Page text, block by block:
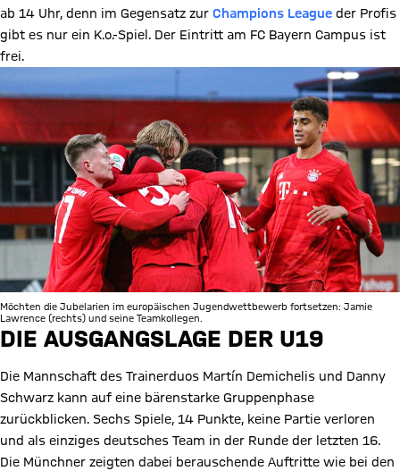
ab 14 Uhr, denn im Gegensatz zur Champions League der Profis
gibt es nur ein K.o.-Spiel. Der Eintritt am FC Bayern Campus ist
frei.
Möchten die Jubelarien im europäischen Jugendwettbewerb fortsetzen: Jamie
Lawrence (rechts) und seine Teamkollegen.
DIE AUSGANGSLAGE DER U19
Die Mannschaft des Trainerduos Martín Demichelis und Danny
Schwarz kann auf eine bärenstarke Gruppenphase
zurückblicken. Sechs Spiele, 14 Punkte, keine Partie verloren
und als einziges deutsches Team in der Runde der letzten 16.
Die Münchner zeigten dabei berauschende Auftritte wie bei den